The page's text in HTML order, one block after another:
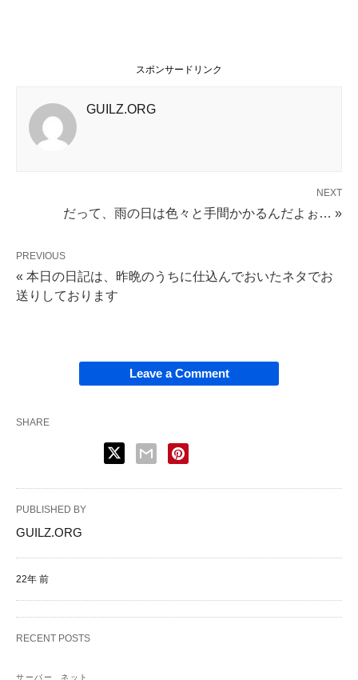
スポンサードリンク
GUILZ.ORG
NEXT
だって、雨の日は色々と手間かかるんだよぉ… »
PREVIOUS
« 本日の日記は、昨晩のうちに仕込んでおいたネタでお
送りしております
Leave a Comment
SHARE
PUBLISHED BY
GUILZ.ORG
22年 前
RECENT POSTS
サーバー ネット